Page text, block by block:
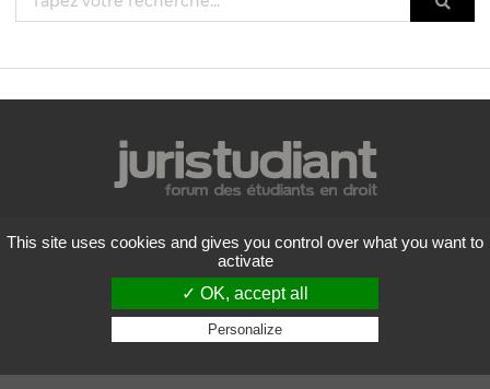
Mentions légales
Politique de confidentialité
Conditions générales d'utilisation
Liste des forums
Contactez-nous
Copyright
2026 Juristudiant.com - Tous droits réservés
This site uses cookies and gives you control over what you want to
activate
✓ OK, accept all
Personalize